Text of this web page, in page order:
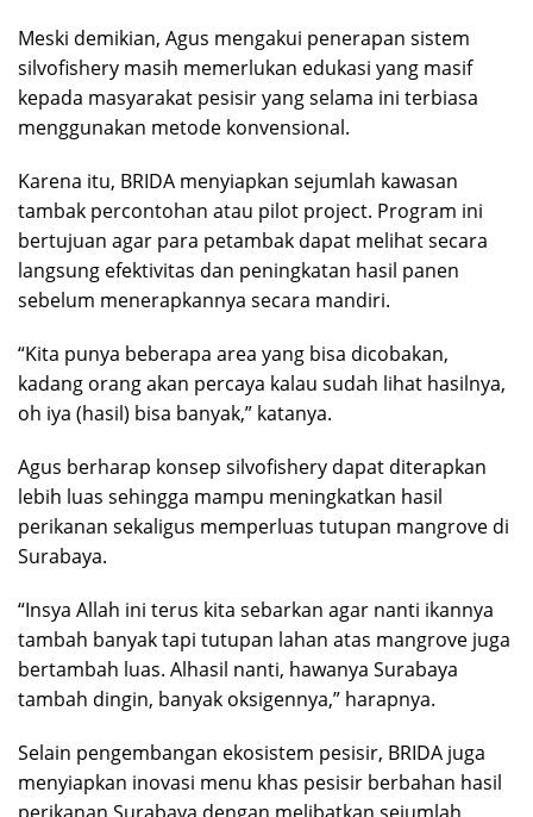
Meski demikian, Agus mengakui penerapan sistem
silvofishery masih memerlukan edukasi yang masif
kepada masyarakat pesisir yang selama ini terbiasa
menggunakan metode konvensional.
Karena itu, BRIDA menyiapkan sejumlah kawasan
tambak percontohan atau pilot project. Program ini
bertujuan agar para petambak dapat melihat secara
langsung efektivitas dan peningkatan hasil panen
sebelum menerapkannya secara mandiri.
“Kita punya beberapa area yang bisa dicobakan,
kadang orang akan percaya kalau sudah lihat hasilnya,
oh iya (hasil) bisa banyak,” katanya.
Agus berharap konsep silvofishery dapat diterapkan
lebih luas sehingga mampu meningkatkan hasil
perikanan sekaligus memperluas tutupan mangrove di
Surabaya.
“Insya Allah ini terus kita sebarkan agar nanti ikannya
tambah banyak tapi tutupan lahan atas mangrove juga
bertambah luas. Alhasil nanti, hawanya Surabaya
tambah dingin, banyak oksigennya,” harapnya.
Selain pengembangan ekosistem pesisir, BRIDA juga
menyiapkan inovasi menu khas pesisir berbahan hasil
perikanan Surabaya dengan melibatkan sejumlah